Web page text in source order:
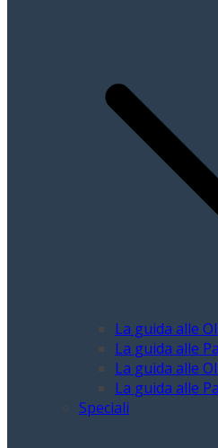
La guida alle
La guida alle
La guida alle
La guida alle
Speciali